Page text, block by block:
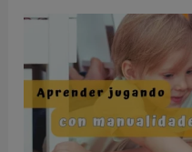
Manualidades
imanes:
una
forma